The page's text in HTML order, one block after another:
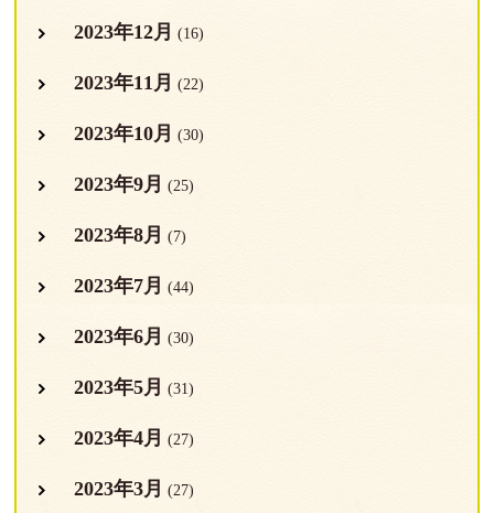
2023年12月 (16)
2023年11月 (22)
2023年10月 (30)
2023年9月 (25)
2023年8月 (7)
2023年7月 (44)
2023年6月 (30)
2023年5月 (31)
2023年4月 (27)
2023年3月 (27)